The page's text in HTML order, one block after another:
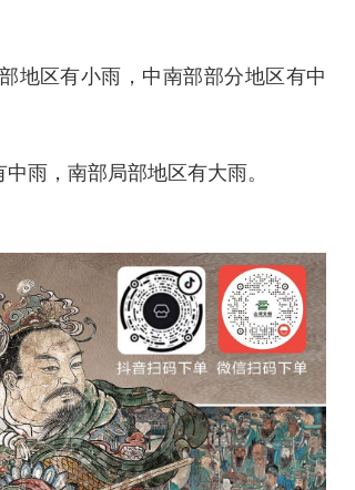
地区有小雨，中南部部分地区有中
雨，南部局部地区有大雨。